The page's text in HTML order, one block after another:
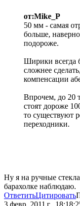
от:Mike_P
50 мм - самая
больше,
подороже.
Ширики всегда
сложнее
компенсации
Впрочем, до 20
стоят дороже
то существуют
переходники.
Ну я на ручные
барахолке наблюдаю.
ОтветитьЦитировать